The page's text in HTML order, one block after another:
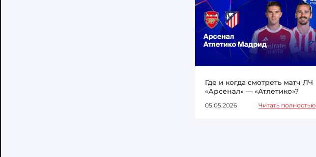
Где и когда смотреть матч ЛЧ
«Арсенал» — «Атлетико»?
05.05.2026 Читать полностью